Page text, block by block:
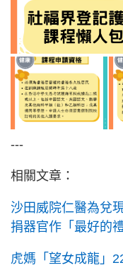
---
相關文章：
沙田威院仁醫為兌
捐器官作「最好的禮
虎媽「望女成龍」